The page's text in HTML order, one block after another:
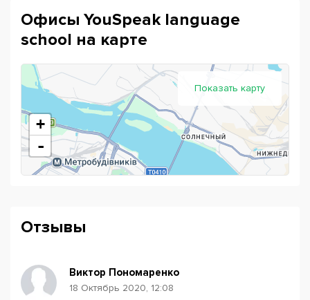
Спикинг клуб
Киноклуб
YouSpeak Cafe
И это еще не все!
Если вы пропустите занятие, то ему можно
бесплатно отработать
Здесь вас подготовят к сдаче международного
Офисы YouSpeak language
school на карте
Показать карту
+
-
Отзывы
Виктор Пономаренко
18 Октябрь 2020, 12:08